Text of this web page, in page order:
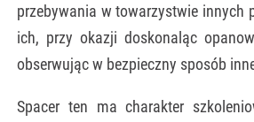
przebywania w towarzystwie innych
ich, przy okazji doskonaląc
obserwując w bezpieczny sposób
Spacer ten ma charakter